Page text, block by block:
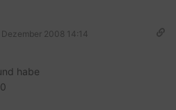
Dezember 2008 14:14
habe